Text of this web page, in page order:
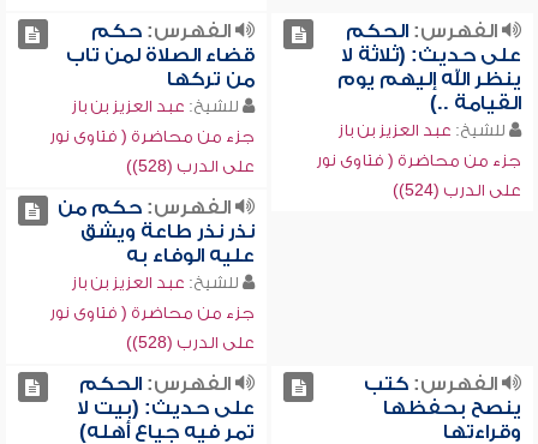
الفهرس:الحكم
على حديث: (ثلاثة لا
ينظر الله إليهم يوم
القيامة ..)
للشيخ: عبد العزيز بن باز
جزء من محاضرة ( فتاوى نور
على الدرب (524))
الفهرس:حكم
قضاء الصلاة لمن تاب
من تركها
للشيخ: عبد العزيز بن باز
جزء من محاضرة ( فتاوى نور
على الدرب (528))
الفهرس:حكم من
نذر نذر طاعة ويشق
عليه الوفاء به
للشيخ: عبد العزيز بن باز
جزء من محاضرة ( فتاوى نور
على الدرب (528))
الفهرس:كتب
ينصح بحفظها
وقراءتها
الفهرس:الحكم
على حديث: (بيت لا
تمر فيه جياع أهله)